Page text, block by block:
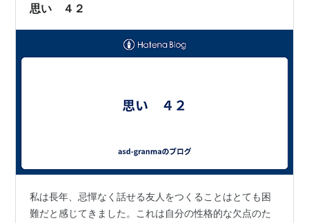
思い ４２
私は長年、忌憚なく話せる友人をつくることはとても困
難だと感じてきました。これは自分の性格的な欠点のた